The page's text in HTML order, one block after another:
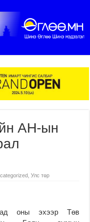
АН-ын
,Улс төр
оны эхээр Төв